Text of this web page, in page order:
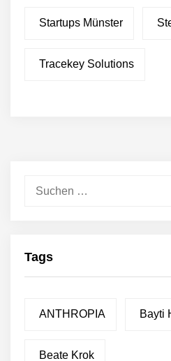
Startups Münster
Tracekey Solutions
Tags
ANTHROPIA Bayti
Beate Krok